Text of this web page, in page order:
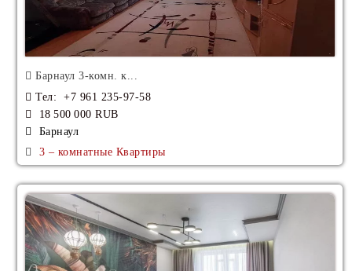
Барнаул 3-комн. к...
Тел: +7 961 235-97-58
18 500 000 RUB
Барнаул
3 – комнатные Квартиры